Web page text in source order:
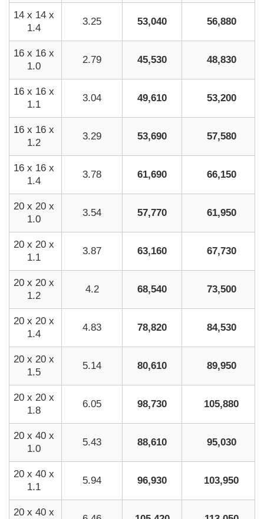
14 x 14 x
1.4
3.25 53,040 56,880
16 x 16 x
1.0
2.79 45,530 48,830
16 x 16 x
1.1
3.04 49,610 53,200
16 x 16 x
1.2
3.29 53,690 57,580
16 x 16 x
1.4
3.78 61,690 66,150
20 x 20 x
1.0
3.54 57,770 61,950
20 x 20 x
1.1
3.87 63,160 67,730
20 x 20 x
1.2
4.2 68,540 73,500
20 x 20 x
1.4
4.83 78,820 84,530
20 x 20 x
1.5
5.14 80,610 89,950
20 x 20 x
1.8
6.05 98,730 105,880
20 x 40 x
1.0
5.43 88,610 95,030
20 x 40 x
1.1
5.94 96,930 103,950
20 x 40 x